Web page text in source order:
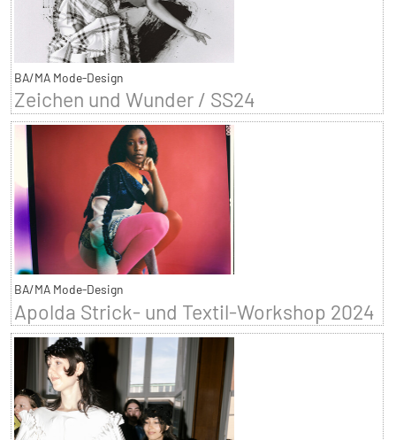
BA/MA Mode-Design
Zeichen und Wunder / SS24
BA/MA Mode-Design
Apolda Strick- und Textil-Workshop 2024